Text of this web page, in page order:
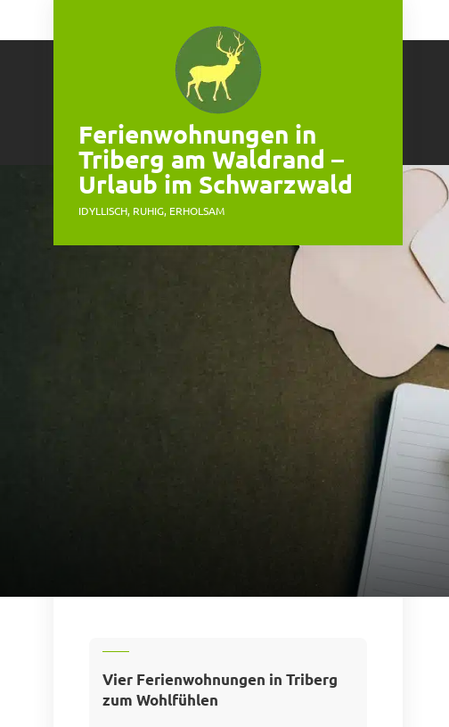
to
Ferienwohnungen in
Triberg am Waldrand –
Urlaub im Schwarzwald
IDYLLISCH, RUHIG, ERHOLSAM
Vier Ferienwohnungen in Triberg
zum Wohlfühlen